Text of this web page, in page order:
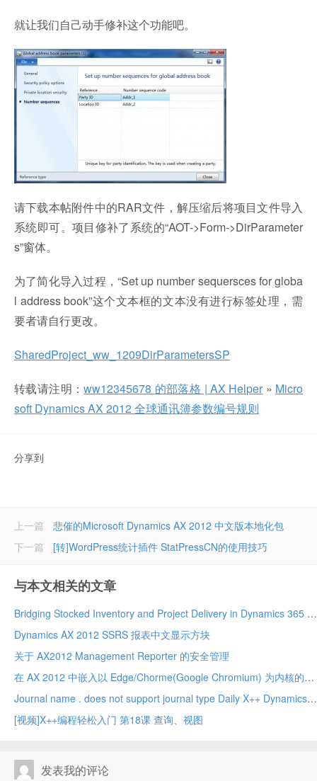
就让我们自己动手修补这个功能吧。
请下载本帖附件中的RAR文件，解压缩后将项目文件导入
系统即可。项目修补了系统的“AOT->Form->DirParameter
s”窗体。
为了简化导入过程，“Set up number sequersces for globa
l address book”这个文本框的文本没有进行标签处理，需
要者请自行更改。
SharedProject_ww_1209DirParametersSP
转载请注明：ww12345678 的部落格 | AX Helper » Micro
soft Dynamics AX 2012 全球通讯簿参数编号规则
分享到
上一篇
悲催的Microsoft Dynamics AX 2012 中文版本地化包
[转]WordPress统计插件 StatPressCN的使用技巧
下一篇
与本文相关的文章
Bridging Stocked Inventory and Project Delivery in Dynamics 365 Project Operations Integrated ERP Deployment – A True Game Changer!
Dynamics AX 2012 SSRS 报表中文显示方块
关于 AX2012 Management Reporter 的安全管理
在 AX 2012 中嵌入以 Edge/Chorme(Google Chromium) 为内核的网页浏览器
Journal name . does not support journal type Daily X++ Dynamics 2012 r3
[视频]X++编程轻松入门 第18课 查询、视图
发表我的评论